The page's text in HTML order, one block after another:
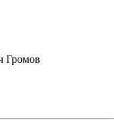
Громов